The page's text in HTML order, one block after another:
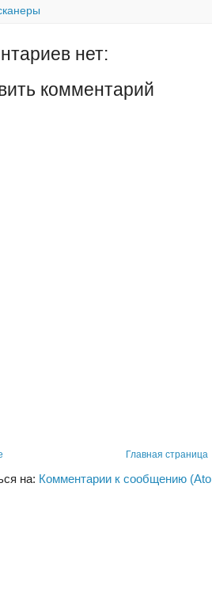
нет:
комментарий
Главная страница
на: Комментарии к сообщению